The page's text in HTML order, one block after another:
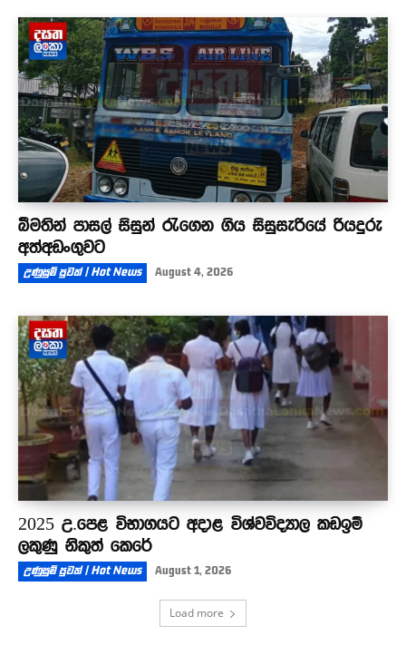
බීමතින් පාසල් සිසුන් රැගෙන ගිය සිසුසැරියේ රියදුරු
අත්අඩංගුවට
උණුසුම් පුවත් | Hot News August 4, 2026
2025 උ.පෙළ විභාගයට අදාළ විශ්වවිද්‍යාල කඩඉම්
ලකුණු නිකුත් කෙරේ
උණුසුම් පුවත් | Hot News August 1, 2026
Load more